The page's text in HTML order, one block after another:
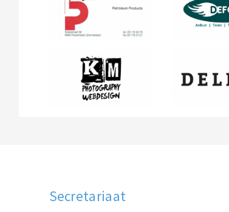
Secretariaat